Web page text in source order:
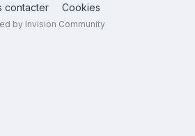
contacter
Cookies
by Invision Community